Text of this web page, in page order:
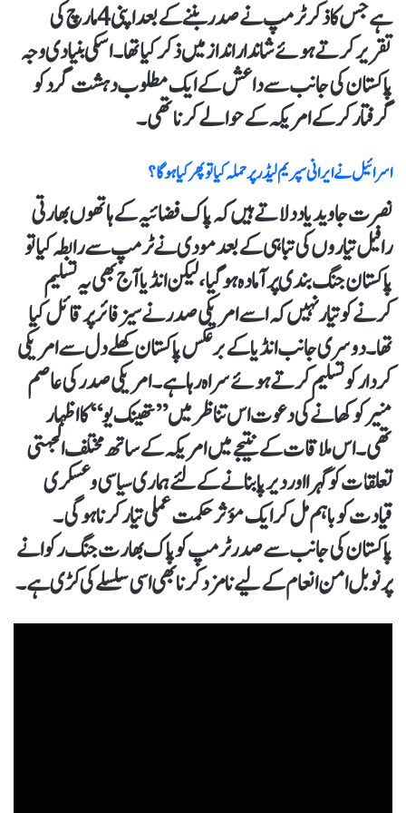
ہے جس کا ذکر ٹرمپ نے صدر بننے کے بعد اپنی 4 مارچ کی
تقریر کرتے ہوئے شاندار انداز میں ذکر کیا تھا۔ اسکی بنیادی وجہ
پاکستان کی جانب سے داعش کے ایک مطلوب دہشت گرد کو
گرفتار کر کے امریکہ کے حوالے کرنا تھی۔
اسرائیل نے ایرانی سپریم لیڈر پر حملہ کیا تو پھر کیا ہوگا ؟
نصرت جاوید یاد دلاتے ہیں کہ پاک فضائیہ کے ہاتھوں بھارتی
رافیل تیاروں کی تباہی کے بعد مودی نے ٹرمپ سے رابطہ کیا تو
پاکستان جنگ بندی پر آمادہ ہو گیا، لیکن انڈیا آج بھی یہ تسلیم
کرنے کو تیار نہیں کہ اسے امریکی صدر نے سیز فائر پر قائل کیا
تھا۔ دوسری جانب انڈیا کے برعکس پاکستان کھلے دل سے امریکی
کردار کو تسلیم کرتے ہوئے سراہ رہا ہے۔ امریکی صدر کی عاصم
منیر کو کھانے کی دعوت اس تناظر میں ’’تھینک یو‘‘ کا اظہار
تھی۔ اس ملاقات کے نتیجے میں امریکہ کے ساتھ مختلف الجہتی
تعلقات کو گہرا اور دیرپا بنانے کے لئے ہماری سیاسی وعسکری
قیادت کو باہم مل کر ایک مؤثر حکمت عملی تیار کرنا ہو گی۔
پاکستان کی جانب سے صدر ٹرمپ کو پاک بھارت جنگ رکوانے
پر نوبل امن انعام کے لیے نامزد کرنا بھی اسی سلسلے کی کڑی ہے۔